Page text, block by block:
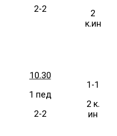
2-2
2
к.ин
10.30
1 пед
2-2
1-1
2 к.
ин